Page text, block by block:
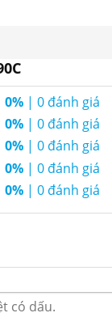
người dùng. Hệ
cao, chất
0% | 0 đánh giá
0% | 0 đánh giá
0% | 0 đánh giá
0% | 0 đánh giá
0% | 0 đánh giá